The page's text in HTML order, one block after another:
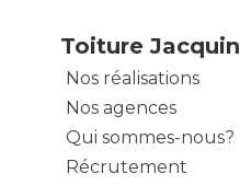
Toiture Jacquin
Nos réalisations
Nos agences
Qui sommes-nous?
Récrutement